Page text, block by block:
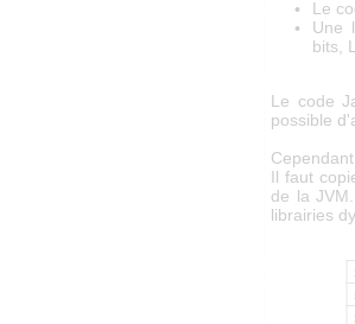
Le
Une
bits,
Le code
possible
Il faut
de la
librairies